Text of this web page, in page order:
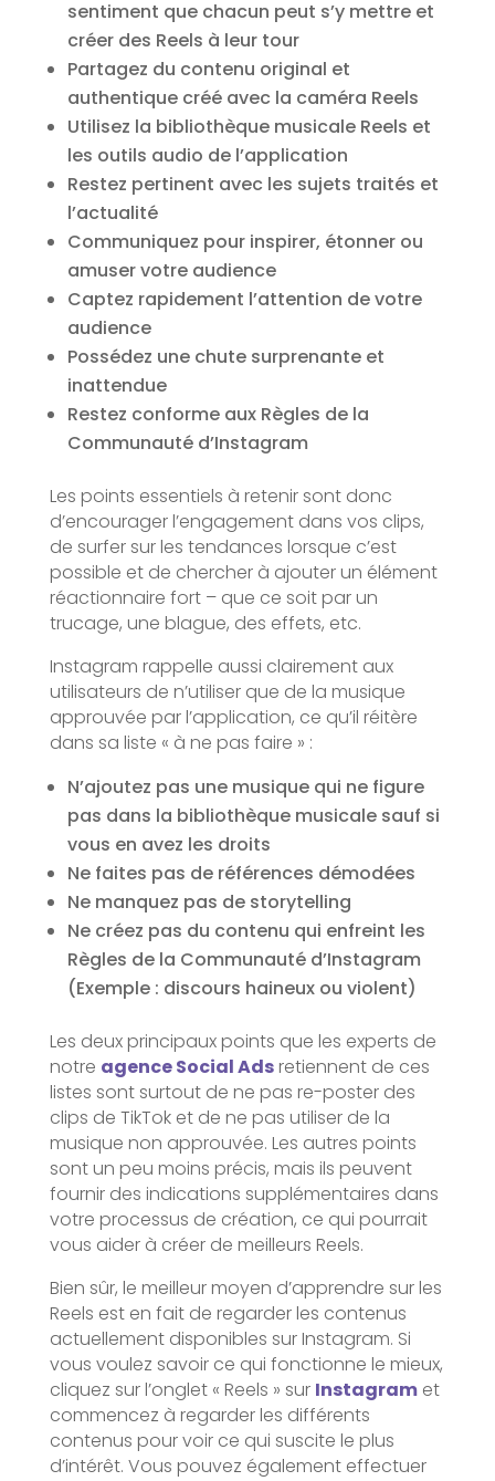
sentiment que chacun peut s’y mettre et
créer des Reels à leur tour
Partagez du contenu original et
authentique créé avec la caméra Reels
Utilisez la bibliothèque musicale Reels et
les outils audio de l’application
Restez pertinent avec les sujets traités et
l’actualité
Communiquez pour inspirer, étonner ou
amuser votre audience
Captez rapidement l’attention de votre
audience
Possédez une chute surprenante et
inattendue
Restez conforme aux Règles de la
Communauté d’Instagram
Les points essentiels à retenir sont donc
d’encourager l’engagement dans vos clips,
de surfer sur les tendances lorsque c’est
possible et de chercher à ajouter un élément
réactionnaire fort – que ce soit par un
trucage, une blague, des effets, etc.
Instagram rappelle aussi clairement aux
utilisateurs de n’utiliser que de la musique
approuvée par l’application, ce qu’il réitère
dans sa liste « à ne pas faire » :
N’ajoutez pas une musique qui ne figure
pas dans la bibliothèque musicale sauf si
vous en avez les droits
Ne faites pas de références démodées
Ne manquez pas de storytelling
Ne créez pas du contenu qui enfreint les
Règles de la Communauté d’Instagram
(Exemple : discours haineux ou violent)
Les deux principaux points que les experts de
notre agence Social Adsretiennent de ces
listes sont surtout de ne pas re-poster des
clips de TikTok et de ne pas utiliser de la
musique non approuvée. Les autres points
sont un peu moins précis, mais ils peuvent
fournir des indications supplémentaires dans
votre processus de création, ce qui pourrait
vous aider à créer de meilleurs Reels.
Bien sûr, le meilleur moyen d’apprendre sur les
Reels est en fait de regarder les contenus
actuellement disponibles sur Instagram. Si
vous voulez savoir ce qui fonctionne le mieux,
cliquez sur l’onglet « Reels » sur Instagramet
commencez à regarder les différents
contenus pour voir ce qui suscite le plus
d’intérêt. Vous pouvez également effectuer